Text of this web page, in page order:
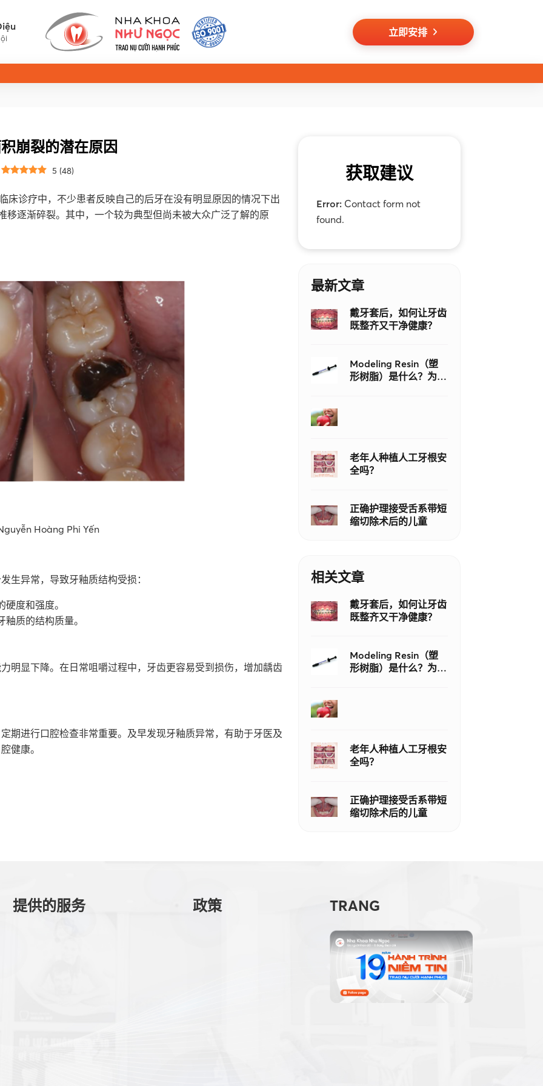
立即安排
崩裂的潜在原因
5 (48)
诊疗中，不少患者反映自己的后牙在没有明显原因的情况下出
移逐渐碎裂。其中，一个较为典型但尚未被大众广泛了解的原
Hoàng Phi Yến
生异常，导致牙釉质结构受损：
度和强度。
质的结构质量。
明显下降。在日常咀嚼过程中，牙齿更容易受到损伤，增加龋齿
期进行口腔检查非常重要。及早发现牙釉质异常，有助于牙医及
健康。
获取建议
Error:Contact form not
found.
最新文章
戴牙套后，如何让牙齿
既整齐又干净健康？
Modeling Resin（塑
形树脂）是什么？为什
老年人种植人工牙根安
全吗？
正确护理接受舌系带短
缩切除术后的儿童
相关文章
戴牙套后，如何让牙齿
既整齐又干净健康？
Modeling Resin（塑
形树脂）是什么？为什
老年人种植人工牙根安
全吗？
正确护理接受舌系带短
缩切除术后的儿童
提供的服务 政策 TRANG